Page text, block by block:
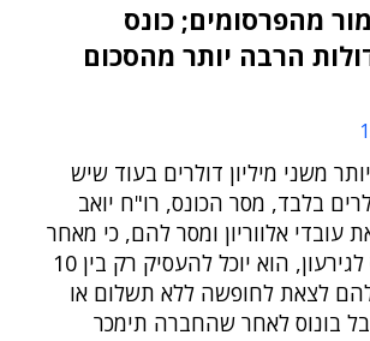
מהפרסומים; כונס
הרבה יותר מהסכום
משני מיליון דולרים בעוד שיש
200 אלף דולרים בלבד, מסר הכונס, רו"ח יואב
עובדי אלווריון ומסר להם, כי מאחר
שהחברה לא יכולה להיכנס לגירעון, הוא יוכל להעסיק רק בין 10
להם לצאת לחופשה ללא תשלום או
בונוס לאחר שהחברה תימכר